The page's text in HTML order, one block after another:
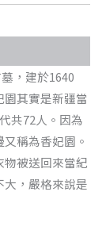
，建於1640
其實是新疆當
共72人。因為
稱為香妃園。
被送回來當紀
，嚴格來說是